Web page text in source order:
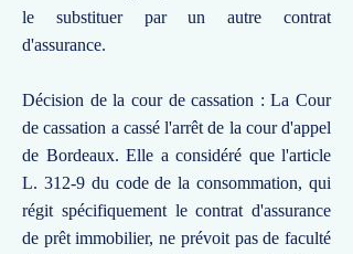
le substituer par un autre contrat
d'assurance.
Décision de la cour de cassation : La Cour
de cassation a cassé l'arrêt de la cour d'appel
de Bordeaux. Elle a considéré que l'article
L. 312-9 du code de la consommation, qui
régit spécifiquement le contrat d'assurance
de prêt immobilier, ne prévoit pas de faculté